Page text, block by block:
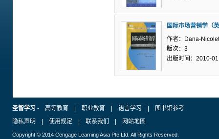
国际市场营销学（
作者：Dana-
版次：3
出版时间：2010-01
圣智学习 - 高等教育 职业教育 语言学习
图书馆参考
隐私声明
使用规定 联系我们 网站地图
Copyright © 2014 Cengage Learning Asia Pte Ltd. All Rights Reserved.